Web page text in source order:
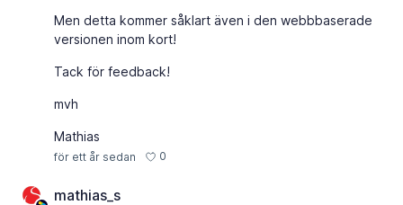
Men detta kommer såklart även i den webbbaserade
versionen inom kort!
Tack för feedback!
mvh
Mathias
för ett år sedan 0
mathias_s